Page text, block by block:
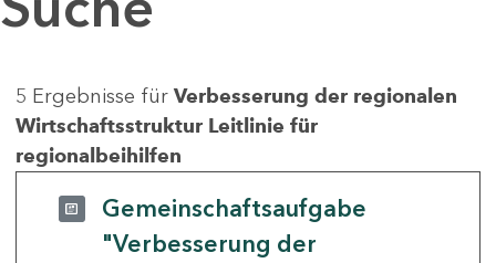
5 Ergebnisse für Verbesserung der regionalen
Wirtschaftsstruktur Leitlinie für
regionalbeihilfen
Gemeinschaftsaufgabe
"Verbesserung der